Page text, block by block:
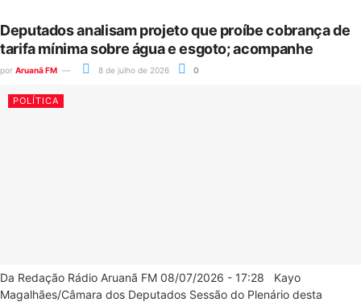
Deputados analisam projeto que proíbe cobrança de
tarifa mínima sobre água e esgoto; acompanhe
por Aruanã FM 8 de julho de 2026 0
POLÍTICA
Da Redação Rádio Aruanã FM 08/07/2026 - 17:28 Kayo
Magalhães/Câmara dos Deputados Sessão do Plenário desta